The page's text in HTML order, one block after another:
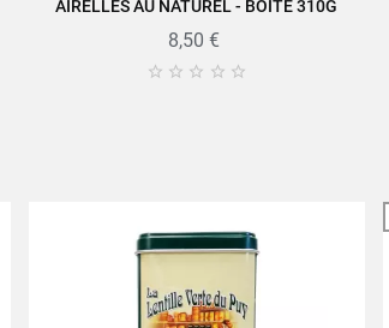
AJOUTER AU PANIER
AIRELLES AU NATUREL - BOÎTE 310G
8,50 €
    